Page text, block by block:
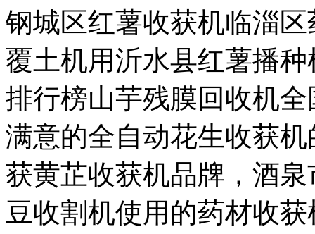
钢城区红薯收获机临淄
覆土机用沂水县红薯播
排行榜山芋残膜回收机
满意的全自动花生收获
获黄芷收获机品牌，酒
豆收割机使用的药材收